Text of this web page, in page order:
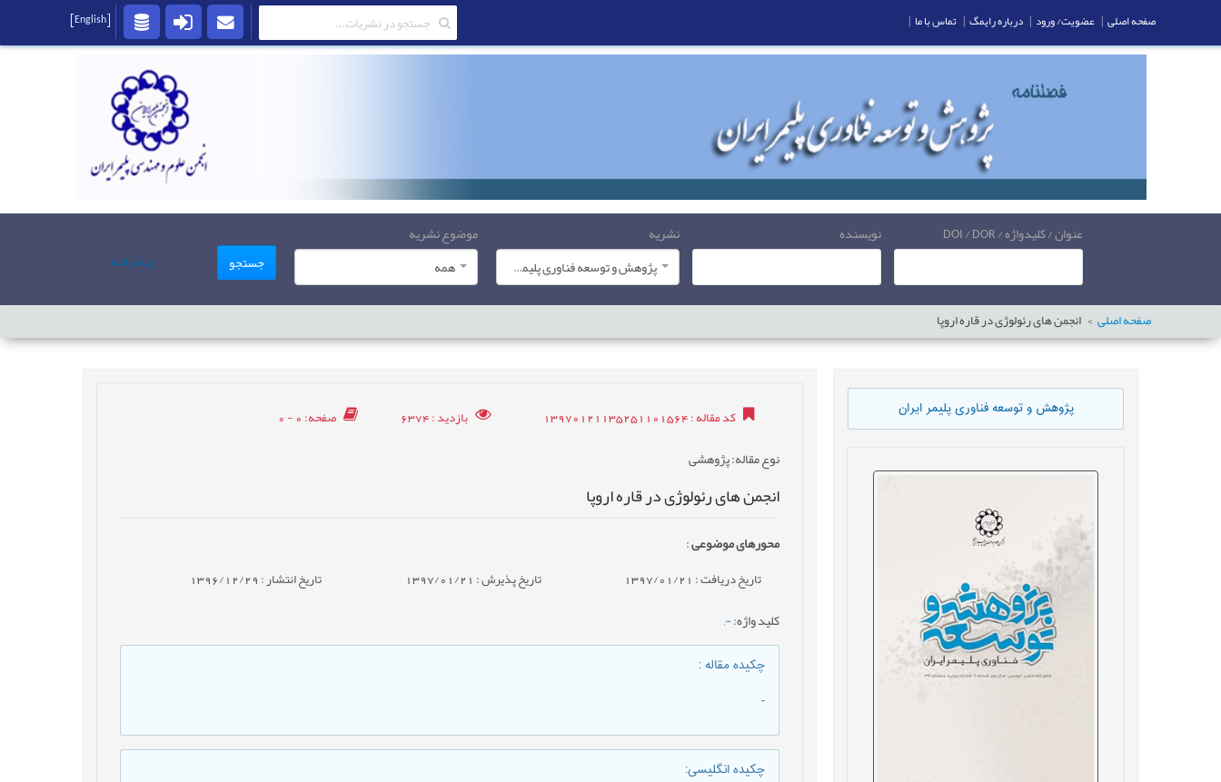
عنوان / کلیدواژه / DOI / DOR نویسنده
نشریه
پژوهش و توسعه فناوری پلیمر ایران
موضوع نشریه
همه
جستجو پیشرفته
صفحه اصلی انجمن های رئولوژی در قاره اروپا
پژوهش و توسعه فناوری پلیمر ایران کد مقاله: 13970121135251101564 بازدید: 6374 صفحه: 0 - 0
نوع مقاله: پژوهشی
انجمن های رئولوژی در قاره اروپا
محورهای موضوعی:
تاریخ دریافت : 1397/01/21 تاریخ پذیرش : 1397/01/21 تاریخ انتشار : 1396/12/29
کلید واژه:
-
,
چکیده مقاله:
-
چکیده انگلیسی:
صفحه اصلی | عضویت/ ورود | درباره رایمگ | تماس با ما |
[English]